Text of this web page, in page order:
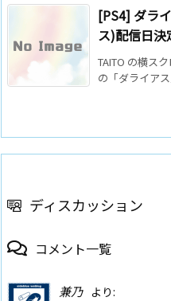
[PS4] ダラ
ス)配信日決
TAITO の横ス
の「ダライア
ディスカッション
コメント一覧
兼乃 より: